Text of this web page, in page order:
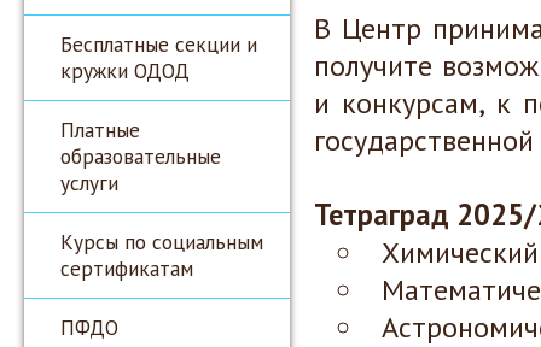
Бесплатные секции и
кружки ОДОД
Платные
образовательные
услуги
Курсы по социальным
сертификатам
ПФДО
В Центр
получите
и конкурсам, к
Тетраград